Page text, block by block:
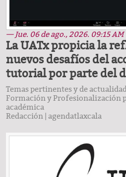
— Jue. 06 de ago., 2026. 09:15 AM
La UATx propicia la
nuevos desafíos del
tutorial por parte del
Temas pertinentes y de
Formación y Profesionalización
académica
Redacción
agendatlaxcala